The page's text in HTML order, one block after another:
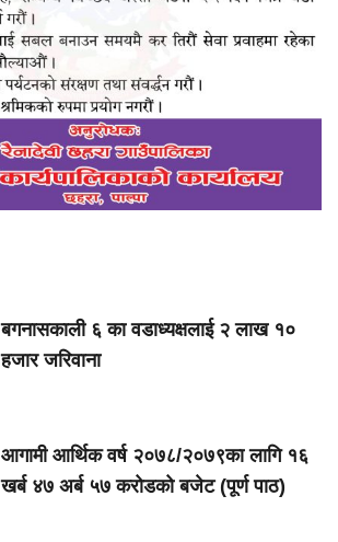
बगनासकाली ६ का वडाध्यक्षलाई २ लाख १०
हजार जरिवाना
आगामी आर्थिक वर्ष २०७८/२०७९का लागि १६
खर्ब ४७ अर्ब ५७ करोडको बजेट (पूर्ण पाठ)